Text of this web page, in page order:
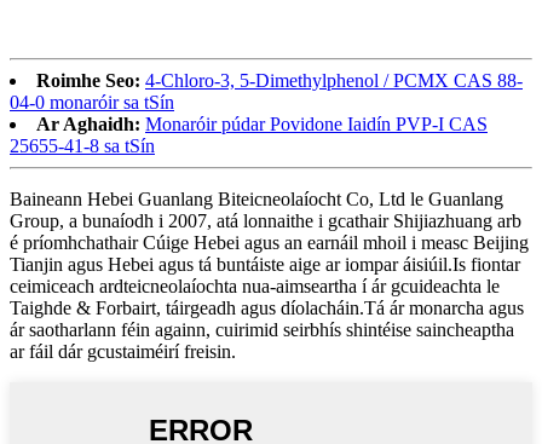
Roimhe Seo: 4-Chloro-3, 5-Dimethylphenol / PCMX CAS 88-
04-0 monaróir sa tSín
Ar Aghaidh: Monaróir púdar Povidone Iaidín PVP-I CAS
25655-41-8 sa tSín
Baineann Hebei Guanlang Biteicneolaíocht Co, Ltd le Guanlang
Group, a bunaíodh i 2007, atá lonnaithe i gcathair Shijiazhuang arb
é príomhchathair Cúige Hebei agus an earnáil mhoil i measc Beijing
Tianjin agus Hebei agus tá buntáiste aige ar iompar áisiúil.Is fiontar
ceimiceach ardteicneolaíochta nua-aimseartha í ár gcuideachta le
Taighde & Forbairt, táirgeadh agus díolacháin.Tá ár monarcha agus
ár saotharlann féin againn, cuirimid seirbhís shintéise saincheaptha
ar fáil dár gcustaiméirí freisin.